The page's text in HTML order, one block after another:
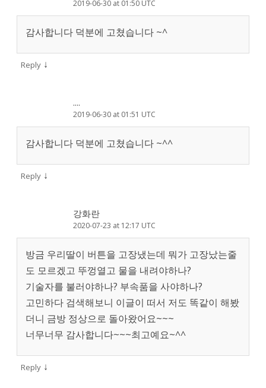
2019-06-30 at 01:50 UTC
감사합니다 덕분에 고쳤습니다 ~^
Reply ↓
....
2019-06-30 at 01:51 UTC
감사합니다 덕분에 고쳤습니다 ~^^
Reply ↓
강화란
2020-07-23 at 12:17 UTC
방금 우리딸이 버튼을 고장냈는데 뭐가 고장났는줄
도 모르겠고 뚜껑열고 물을 내려야하나?
기술자를 불러야하나? 부속품을 사야하나?
고민하다 검색해보니 이글이 떠서 저도 똑같이 해봤
더니 금방 정상으로 돌아왔어요~~~
너무너무 감사합니다~~~최고예요~^^
Reply ↓